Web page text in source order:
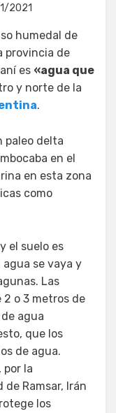
2021
humedal de
provincia de
es «agua que
y norte de la
.
paleo delta
en el
en esta zona
como
el suelo es
se vaya y
Las
o 3 metros de
agua
que los
de agua.
, por la
Ramsar, Irán
los